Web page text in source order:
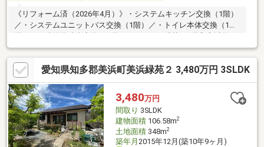
《リフォーム済（2026年4月）》・システムキッチン交換（1階）
／・システムユニットバス交換（1階）／・トイレ本体交換（1
階）／・洗面化粧台交換（1階）／・クロス張替（1階和室以外）
／・クッションフロア張替（1階トイレ・洗面）／・フロアタイル
上貼（LDK)／・畳表替え（和室）／・屋根一部補修工事／《周辺
環境》・名鉄知多新線「美浜縁苑」駅：徒歩14分・前田医院：約
1.4km（徒歩18分）・上野間保育所：約440ｍ（徒歩6分）・上野
間郵便局：約860ｍ（徒歩11分）・上野間小学校：約1.6km（徒歩
20分）・セブンイレブン南知多美浜町上野間店：約1.3km（徒歩
17分）
愛知県知多郡美浜町美浜緑苑２ 3,480万円 3SLDK
3,480万円
間取り 3SLDK
建物面積106.58m2
土地面積348m2
築年月 2015年12月(築10年9ヶ月)